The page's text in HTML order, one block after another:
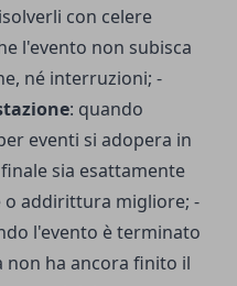
con celere
l'evento non subisca
né interruzioni; -
: quando
eventi si adopera in
sia esattamente
addirittura migliore; -
l'evento è terminato
non ha ancora finito il